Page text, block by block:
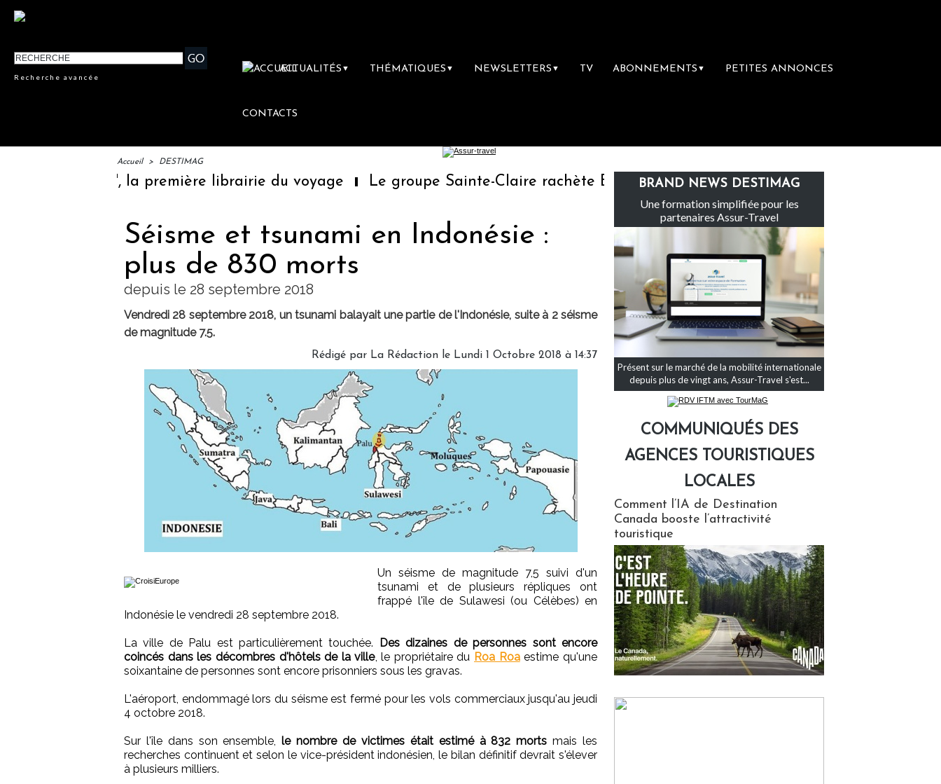
Recherche avancée
ACTUALITÉS ▼ THÉMATIQUES ▼ NEWSLETTERS ▼ TV ABONNEMENTS ▼ PETITES ANNONCES
CONTACTS
Accueil > DESTIMAG
Littéraires", la première librairie du voyage Le groupe Sainte-Claire rachète Eden Tour L’accès aux vacances : un droit
Séisme et tsunami en Indonésie :
plus de 830 morts
depuis le 28 septembre 2018
Vendredi 28 septembre 2018, un tsunami balayait une partie de l'Indonésie, suite à 2 séisme
de magnitude 7.5.
Rédigé par La Rédaction le Lundi 1 Octobre 2018 à 14:37
Un séisme de magnitude 7,5 suivi d'un
tsunami et de plusieurs répliques ont
frappé l'île de Sulawesi (ou Célèbes) en
Indonésie le vendredi 28 septembre 2018.
La ville de Palu est particulièrement touchée.
Des dizaines de personnes sont encore
coincés dans les décombres d'hôtels de la ville, le propriétaire du Roa Roaestime qu'une
soixantaine de personnes sont encore prisonniers sous les gravas.
L'aéroport, endommagé lors du séisme est fermé pour les vols commerciaux jusqu'au jeudi
4 octobre 2018.
Sur l'île dans son ensemble,le nombre de victimes était estimé à 832 morts mais les
recherches continuent et selon le vice-président indonésien, le bilan définitif devrait s'élever
à plusieurs milliers.
BRAND NEWS DESTIMAG
Une formation simplifiée pour les
partenaires Assur-Travel
Présent sur le marché de la mobilité internationale
depuis plus de vingt ans, Assur-Travel s'est...
COMMUNIQUÉS DES
AGENCES TOURISTIQUES
LOCALES
Comment l’IA de Destination
Canada booste l’attractivité
touristique